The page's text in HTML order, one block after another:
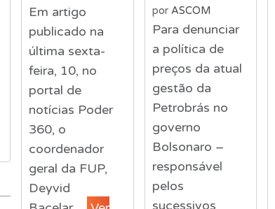
Em artigo
publicado na
última sexta-
feira, 10, no
portal de
notícias Poder
360, o
coordenador
geral da FUP,
Deyvid
por ASCOM
Para denunciar
a política de
preços da atual
gestão da
Petrobrás no
governo
Bolsonaro –
responsável
pelos
sucessivos